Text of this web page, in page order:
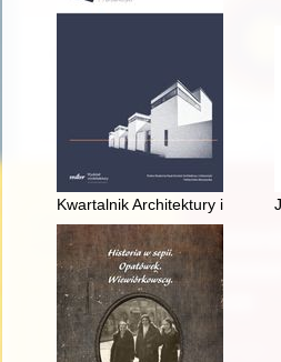
Kwartalnik Architektury i